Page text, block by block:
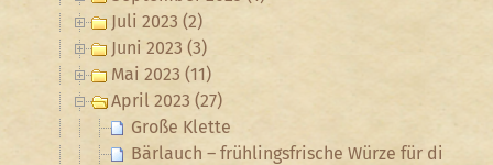
Juli 2023 (2)
Juni 2023 (3)
Mai 2023 (11)
April 2023 (27)
Große Klette
Bärlauch – frühlingsfrische Würze für die